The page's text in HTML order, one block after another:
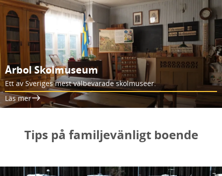
Årbol Skolmuseum
Ett av Sveriges mest välbevarade skolmuseer.
Läs mer
Tips på familjevänligt boende